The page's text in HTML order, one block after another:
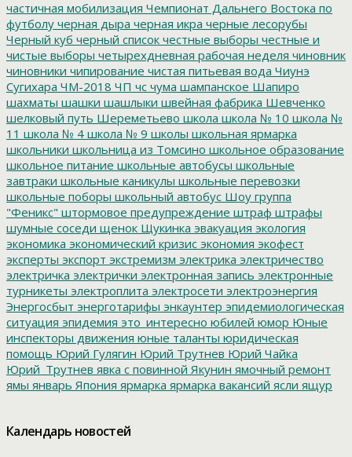
частичная мобилизация Чемпионат Дальнего Востока по
футболу черная дыра черная икра черные лесорубы
Черный куб черный список честные выборы честные и
чистые выборы четырехдневная рабочая неделя чиновник
чиновники чипирование чистая питьевая вода Чиунэ
Сугихара ЧМ-2018 ЧП чс чума шампанское Шапиро
шахматы шашки шашлыки швейная фабрика Шевченко
шелковый путь Шереметьево школа школа № 10 школа №
11 школа № 4 школа № 9 школы школьная ярмарка
школьники школьница из Томсино школьное образование
школьное питание школьные автобусы школьные
завтраки школьные каникулы школьные перевозки
школьные поборы школьный автобус Шоу группа
"Феникс" штормовое предупреждение штраф штрафы
шумные соседи щенок Щукинка эвакуация экология
экономика экономический кризис экономия экофест
эксперты экспорт экстремизм электрика электричество
электричка электрички электронная запись электронные
турникеты электроплита электросети электроэнергия
Энергосбыт энерготарифы энкаунтер эпидемиологическая
ситуация эпидемия это_интересно юбилей юмор Юные
инспекторы движения юные таланты юридическая
помощь Юрий Гулягин Юрий Трутнев Юрий Чайка
Юрий_Трутнев явка с повинной Якунин ямочный ремонт
ямы январь Япония ярмарка ярмарка вакансий ясли ящур
Календарь новостей